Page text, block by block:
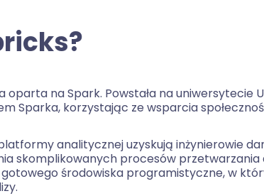
na Spark. Powstała na uniwersytecie
Sparka, korzystając ze wsparcia
analitycznej uzyskują inżynierowie
skomplikowanych procesów przetwarzania
środowiska programistyczne, w